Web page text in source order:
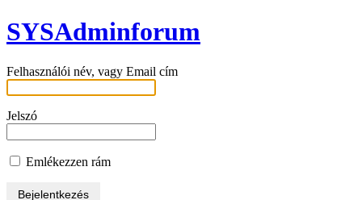
SYSAdminforum
Felhasználói név, vagy Email cím
Jelszó
Emlékezzen rám